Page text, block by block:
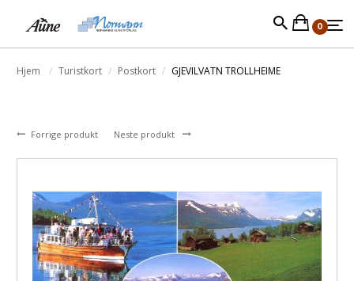
0
Hjem Turistkort Postkort GJEVILVATN TROLLHEIME
Forrige produkt Neste produkt